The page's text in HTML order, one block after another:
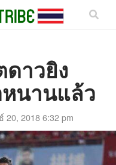
าวยิง
หนานแล้ว
20, 2018 6:32 pm